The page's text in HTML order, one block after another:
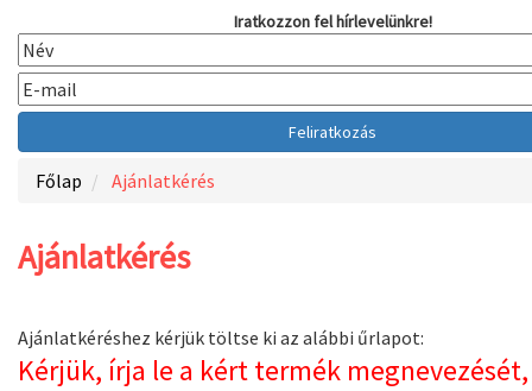
Iratkozzon fel hírlevelünkre!
Főlap Ajánlatkérés
Ajánlatkérés
Ajánlatkéréshez kérjük töltse ki az alábbi űrlapot:
Kérjük, írja le a kért termék